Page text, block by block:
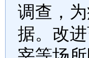
调查，
据。改